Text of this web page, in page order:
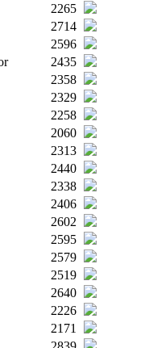
2265
2714
2596
2435
2358
2329
2258
2060
2313
2440
2338
2406
2602
2595
2579
2519
2640
2226
2171